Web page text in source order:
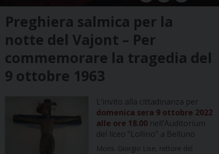
content
Preghiera salmica per la
notte del Vajont – Per
commemorare la tragedia del
9 ottobre 1963
L’invito alla cittadinanza per
domenica sera 9 ottobre 2022
alle ore 18.00 nell’Auditorium
del liceo “Lollino” a Belluno
Mons. Giorgio Lise, rettore del